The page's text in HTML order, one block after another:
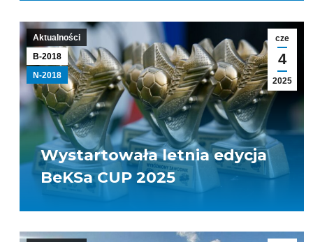
cze
4
2025
Aktualności
B-2018
N-2018
Wystartowała letnia edycja
BeKSa CUP 2025